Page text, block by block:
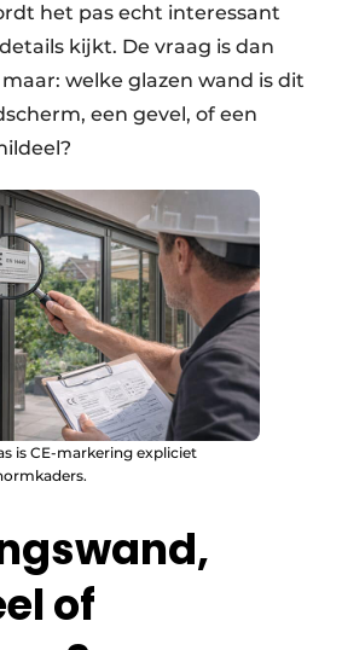
het pas echt interessant
kijkt. De vraag is dan
maar: welke glazen wand is dit
een gevel, of een
is CE-markering expliciet
of